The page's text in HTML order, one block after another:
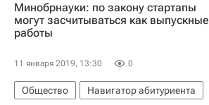
Минобрнауки: по закону стартапы
могут засчитываться как выпускные
работы
11 января 2019, 13:30 0
Общество
Навигатор абитуриента